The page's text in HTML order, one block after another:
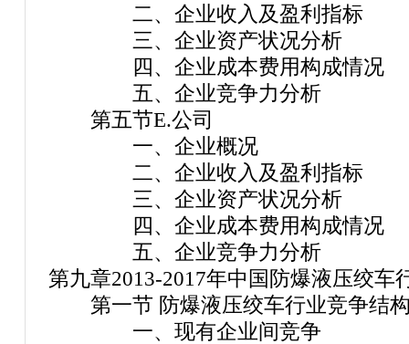
二、企业收入及盈利指标
三、企业资产状况分析
四、企业成本费用构成情况
五、企业竞争力分析
第五节E.公司
一、企业概况
二、企业收入及盈利指标
三、企业资产状况分析
四、企业成本费用构成情况
五、企业竞争力分析
第九章2013-2017年中国防爆液压绞车
第一节 防爆液压绞车行业竞争结
一、现有企业间竞争